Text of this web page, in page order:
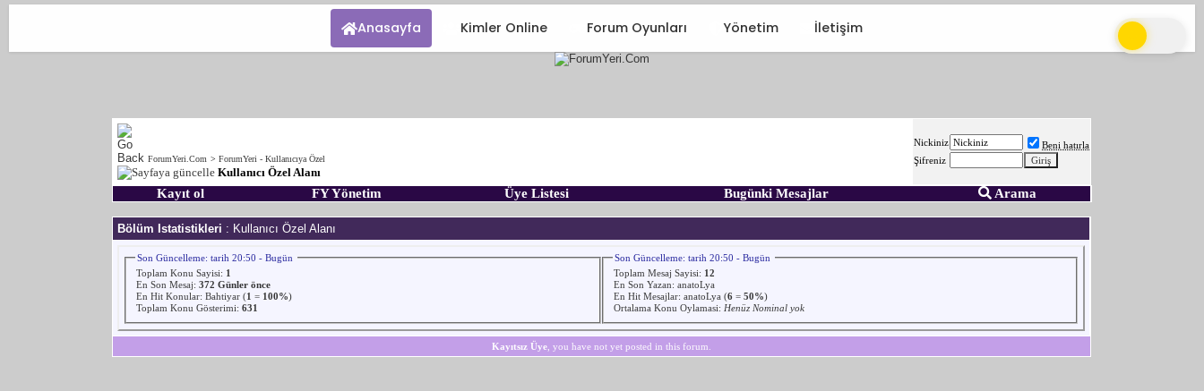
Anasayfa Kimler Online Forum Oyunları Yönetim İletişim
ForumYeri.Com >ForumYeri - Kullanıcıya Özel
Kullanıcı Özel Alanı
Nickiniz
Beni hatırla
Şifreniz
Kayıt ol FY Yönetim Üye Listesi Bugünki Mesajlar Arama
Bölüm Istatistikleri : Kullanıcı Özel Alanı
Son Güncelleme: tarih 20:50 - Bugün
Toplam Konu Sayisi: 1
En Son Mesaj:372 Günler önce
En Hit Konular:Bahtiyar (1 = 100%)
Toplam Konu Gösterimi:631
Son Güncelleme: tarih 20:50 - Bugün
Toplam Mesaj Sayisi: 12
En Son Yazan:anatoLya
En Hit Mesajlar:anatoLya (6 =50%)
Ortalama Konu Oylamasi: Henüz Nominal yok
Kayıtsız Üye , you have not yet posted in this forum.